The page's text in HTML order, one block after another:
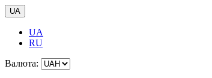
UA
UA
RU
Валюта: